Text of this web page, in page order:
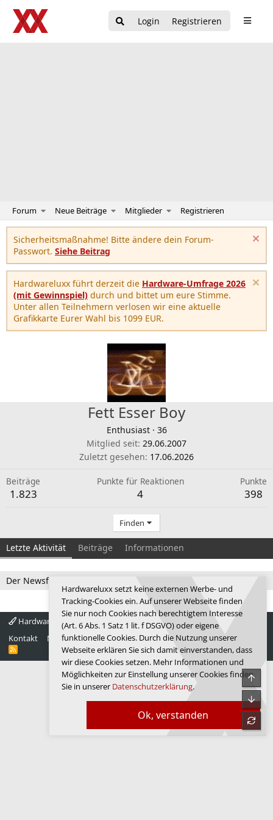
Login Registrieren
Forum Neue Beiträge Mitglieder Registrieren
Sicherheitsmaßnahme! Bitte ändere dein Forum-
Passwort. Siehe Beitrag
Hardwareluxx führt derzeit die Hardware-Umfrage 2026
(mit Gewinnspiel) durch und bittet um eure Stimme.
Unter allen Teilnehmern verlosen wir eine aktuelle
Grafikkarte Eurer Wahl bis 1099 EUR.
Fett Esser Boy
Enthusiast · 36
Mitglied seit 29.06.2007
Zuletzt gesehen 17.06.2026
Beiträge
1.823
Punkte für Reaktionen
4
Punkte
398
Finden
Letzte Aktivität Beiträge Informationen
Der Newsfeed ist zur Zeit leer.
Hardwareluxx 4.0
Deutsch
Kontakt
Nutzungsbedingungen Datenschutz Hilfe Startseite
R
Ok, verstanden
Hardwareluxx setzt keine externen Werbe- und
Tracking-Cookies ein. Auf unserer Webseite finden
Sie nur noch Cookies nach berechtigtem Interesse
(Art. 6 Abs. 1 Satz 1 lit. f DSGVO) oder eigene
funktionelle Cookies. Durch die Nutzung unserer
Webseite erklären Sie sich damit einverstanden, dass
wir diese Cookies setzen. Mehr Informationen und
Möglichkeiten zur Einstellung unserer Cookies finden
Sie in unserer Datenschutzerklärung.